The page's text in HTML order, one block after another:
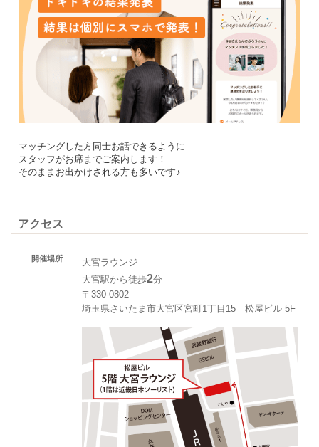
マッチングした方同士お話できるように
スタッフがお席までご案内します！
そのままお出かけされる方も多いです♪
アクセス
開催場所
大宮ラウンジ
大宮駅から徒歩2分
〒330-0802
埼玉県さいたま市大宮区宮町1丁目15 松屋ビル 5F